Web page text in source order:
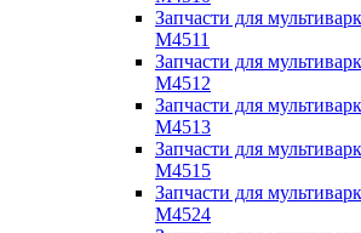
Запчасти для
M4511
Запчасти для
M4512
Запчасти для
M4513
Запчасти для
M4515
Запчасти для
M4524